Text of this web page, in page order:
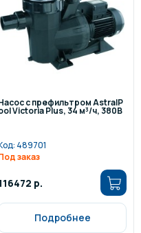
с префильтром AstralP
Victoria Plus, 34 м³/ч, 380В
489701
заказ
р.
Подробнее